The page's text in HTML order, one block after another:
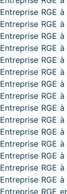
Entreprise RGE
Entreprise RGE
Entreprise RGE
Entreprise RGE
Entreprise RGE
Entreprise RGE
Entreprise RGE
Entreprise RGE
Entreprise RGE
Entreprise RGE
Entreprise RGE
Entreprise RGE
Entreprise RGE
Entreprise RGE
Entreprise RGE
Entreprise RGE